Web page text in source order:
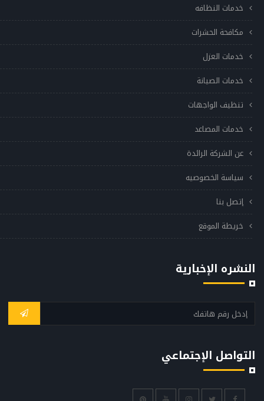
خدمات النظافه
مكافحة الحشرات
خدمات العزل
خدمات الصيانة
تنظيف الواجهات
خدمات المصاعد
عن الشركة الرائدة
سياسة الخصوصيه
إتصل بنا
خريطة الموقع
النشره الإخبارية
التواصل الإجتماعي